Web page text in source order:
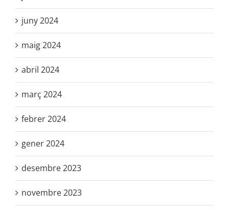
juny 2024
maig 2024
abril 2024
març 2024
febrer 2024
gener 2024
desembre 2023
novembre 2023